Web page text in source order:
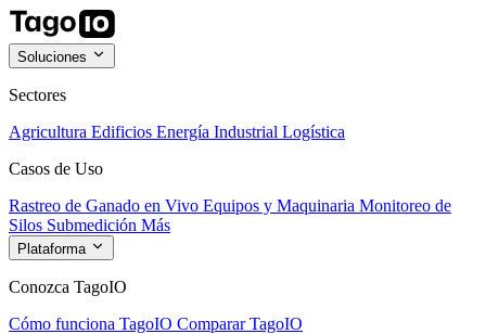
Soluciones
Sectores
Agricultura Edificios Energía Industrial Logística
Casos de Uso
Rastreo de Ganado en Vivo Equipos y Maquinaria Monitoreo de
Silos Submedición Más
Plataforma
Conozca TagoIO
Cómo funciona TagoIO Comparar TagoIO